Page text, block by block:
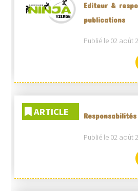
Editeur &
publications
Publié le 02 août
ARTICLE Responsabilités
Publié le 02 août